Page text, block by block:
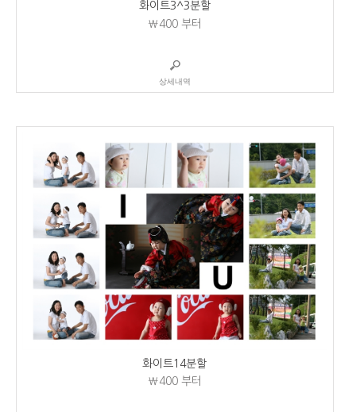
화이트3^3분할
₩400부터
상세내역
화이트14분할
₩400부터